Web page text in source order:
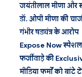
जयंतीलाल मीणा और
डॉ. ओपी मीणा की
गंभीर षड्यंत्र के आरोप
Expose Now स्पेशल
फर्जीवाड़े की
मीडिया फर्मों को बांटे